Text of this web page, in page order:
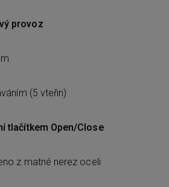
provoz
(5 vteřin)
tlačítkem Open/Close
z matné nerez oceli